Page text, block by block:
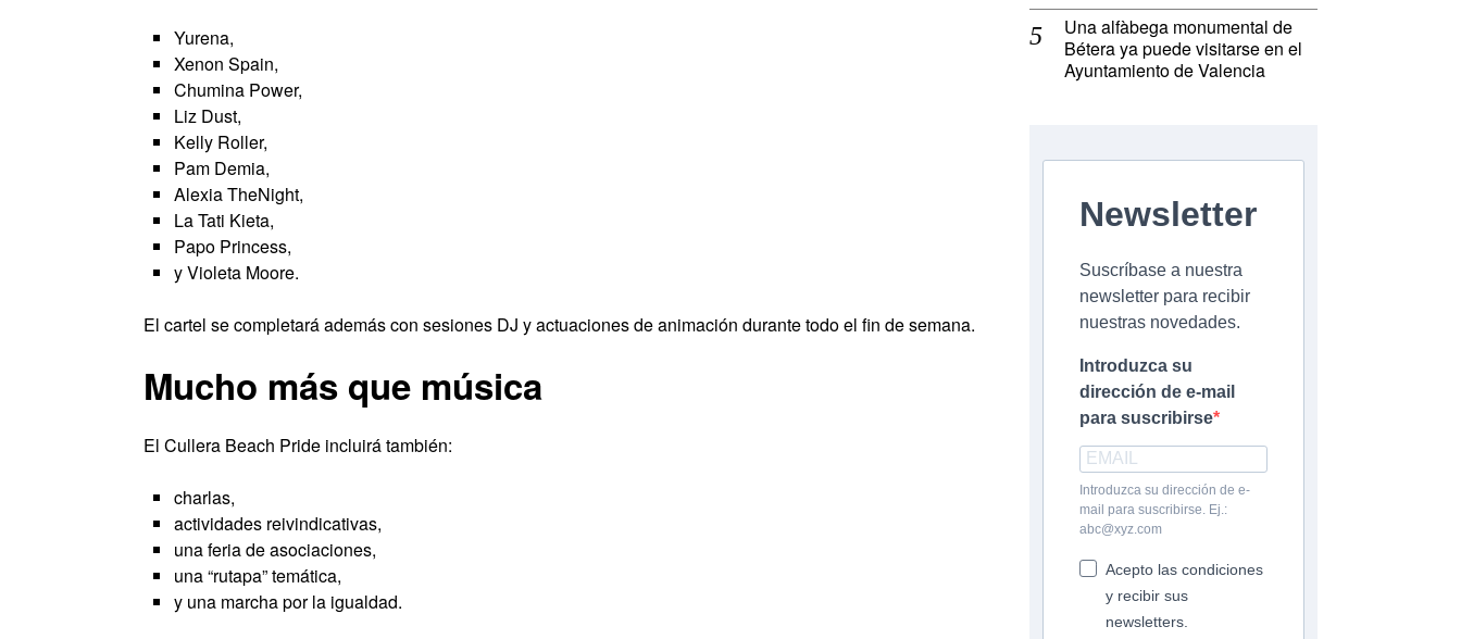
Yurena,
Xenon Spain,
Chumina Power,
Liz Dust,
Kelly Roller,
Pam Demia,
Alexia TheNight,
La Tati Kieta,
Papo Princess,
y Violeta Moore.
El cartel se completará además con sesiones DJ y actuaciones de animación durante todo el fin de semana.
Mucho más que música
El Cullera Beach Pride incluirá también:
charlas,
actividades reivindicativas,
una feria de asociaciones,
una “rutapa” temática,
y una marcha por la igualdad.
Una alfàbega monumental de
Bétera ya puede visitarse en el
Ayuntamiento de Valencia
Newsletter
Suscríbase a nuestra
newsletter para recibir
nuestras novedades.
Introduzca su
dirección de e-mail
para suscribirse
Introduzca su dirección de e-
mail para suscribirse. Ej.:
abc@xyz.com
Acepto las condiciones
y recibir sus
newsletters.